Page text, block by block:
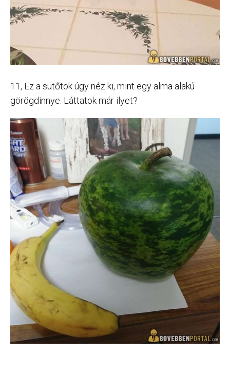
11, Ez a sütőtök úgy néz ki, mint egy alma alakú
görögdinnye. Láttatok már ilyet?